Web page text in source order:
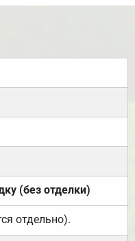
(без отделки)
отдельно).